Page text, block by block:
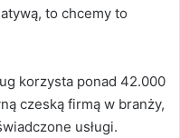
to chcemy to
korzysta ponad 42.000
czeską firmą w branży,
usługi.